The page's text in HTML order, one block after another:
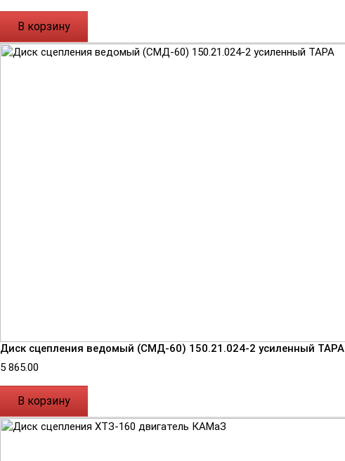
В корзину
Диск сцепления ведомый (СМД-60) 150.21.024-2 усиленный ТАРА
5 865.00
В корзину